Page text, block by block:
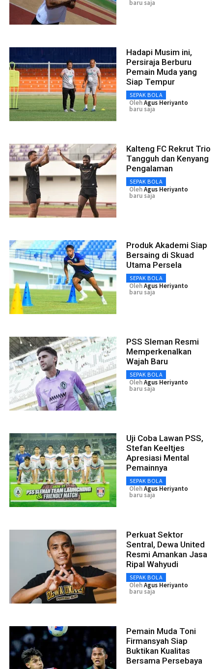
baru saja
Hadapi Musim ini,
Persiraja Berburu
Pemain Muda yang
Siap Tempur
SEPAK BOLA
OlehAgus Heriyanto
baru saja
Kalteng FC Rekrut Trio
Tangguh dan Kenyang
Pengalaman
SEPAK BOLA
OlehAgus Heriyanto
baru saja
Produk Akademi Siap
Bersaing di Skuad
Utama Persela
SEPAK BOLA
OlehAgus Heriyanto
baru saja
PSS Sleman Resmi
Memperkenalkan
Wajah Baru
SEPAK BOLA
OlehAgus Heriyanto
baru saja
Uji Coba Lawan PSS,
Stefan Keeltjes
Apresiasi Mental
Pemainnya
SEPAK BOLA
OlehAgus Heriyanto
baru saja
Perkuat Sektor
Sentral, Dewa United
Resmi Amankan Jasa
Ripal Wahyudi
SEPAK BOLA
OlehAgus Heriyanto
baru saja
Pemain Muda Toni
Firmansyah Siap
Buktikan Kualitas
Bersama Persebaya